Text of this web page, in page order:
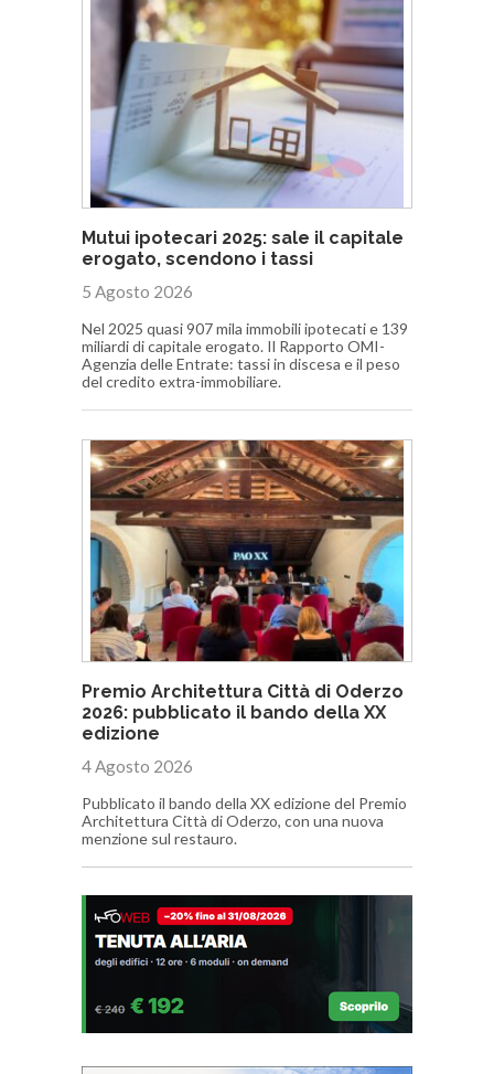
Mutui ipotecari 2025: sale il capitale
erogato, scendono i tassi
5 Agosto 2026
Nel 2025 quasi 907 mila immobili ipotecati e 139
miliardi di capitale erogato. Il Rapporto OMI-
Agenzia delle Entrate: tassi in discesa e il peso
del credito extra-immobiliare.
Premio Architettura Città di Oderzo
2026: pubblicato il bando della XX
edizione
4 Agosto 2026
Pubblicato il bando della XX edizione del Premio
Architettura Città di Oderzo, con una nuova
menzione sul restauro.